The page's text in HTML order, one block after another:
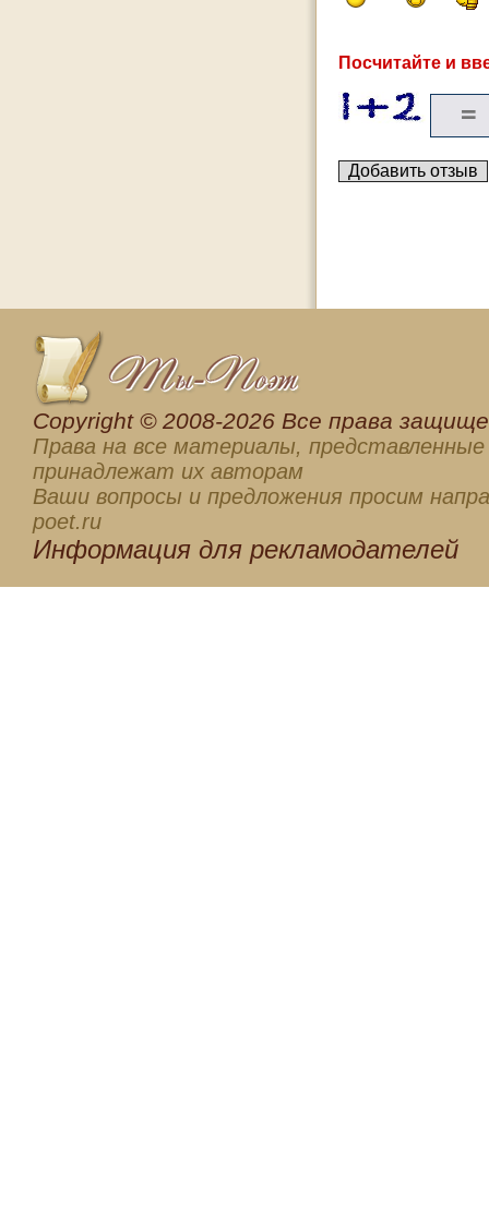
Посчитайте и
Сopyright © 2008-2026 Все права
Права на все материалы, представленные
принадлежат их авторам
Ваши вопросы и предложения просим
poet.ru
Информация для рекламодателей